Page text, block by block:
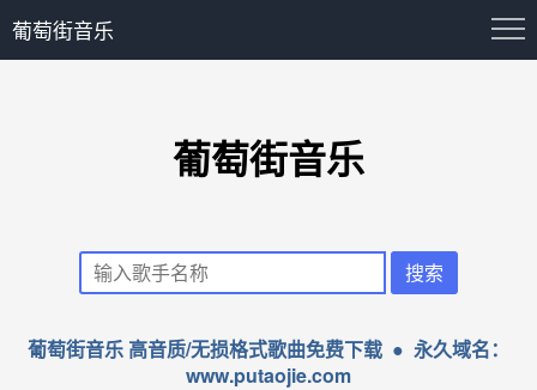
葡萄街音乐
葡萄街音乐
葡萄街音乐 高音质/无损格式歌曲免费下载 ● 永久域名：
www.putaojie.com